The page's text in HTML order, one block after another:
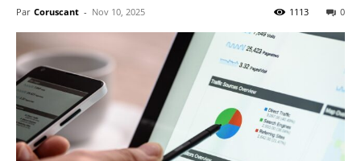
Par Coruscant - Nov 10, 2025 0
1113